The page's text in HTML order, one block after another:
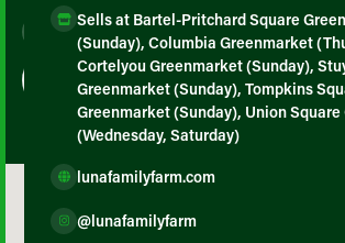
Sells at Bartel-Pritchard Square
(Sunday), Columbia Greenmarket
Cortelyou Greenmarket (Sunday),
Greenmarket (Sunday), Tompkins
Greenmarket (Sunday), Union
(Wednesday, Saturday)
lunafamilyfarm.com
@lunafamilyfarm